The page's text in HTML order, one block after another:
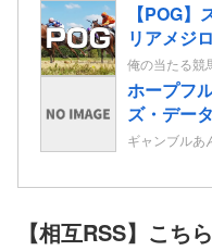
【POG
リアメジ
スの2歳情
俺の当たる競
ホープフ
ズ・デー
ギャンブルあ
【相互RSS】こち